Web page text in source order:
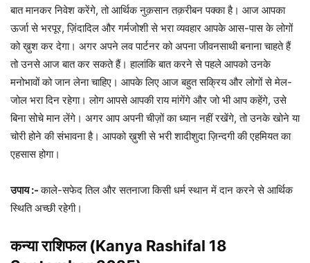
बात मानकर निवेश करेंगे, तो आर्थिक नुक़सान तक़रीबन पक्का है। आज आपका
ऊर्जा से भरपूर, ज़िंदादिल और गर्मजोशी से भरा व्यवहार आपके आस-पास के लोगों
को ख़ुश कर देगा। अगर अपने लव पार्टनर को अपना जीवनसाथी बनाना चाहते हैं
तो उनसे आज बात कर सकते हैं। हालांकि बात करने से पहले आपको उनके
मनोभावों को जान लेना चाहिए। आपके लिए आज बहुत सक्रिय और लोगों से मेल-
जोल भरा दिन रहेगा। लोग आपसे आपकी राय मांगेंगे और जो भी आप कहेंगे, उसे
बिना सोचे मान लेंगे। अगर आप अपनी चीज़ों का ध्यान नहीं रखेंगे, तो उनके खोने या
चोरी होने की संभावना है। आपको ख़ुशी से भरी शादीशुदा ज़िन्दगी की एहमियत का
एहसास होगा।
उपाय :-काले-सफेद तिल और सतनाजा किसी धर्म स्थान में दान करने से आर्थिक
स्थिति अच्छी रहेगी।
कन्‍या राशिफल (Kanya Rashifal 18